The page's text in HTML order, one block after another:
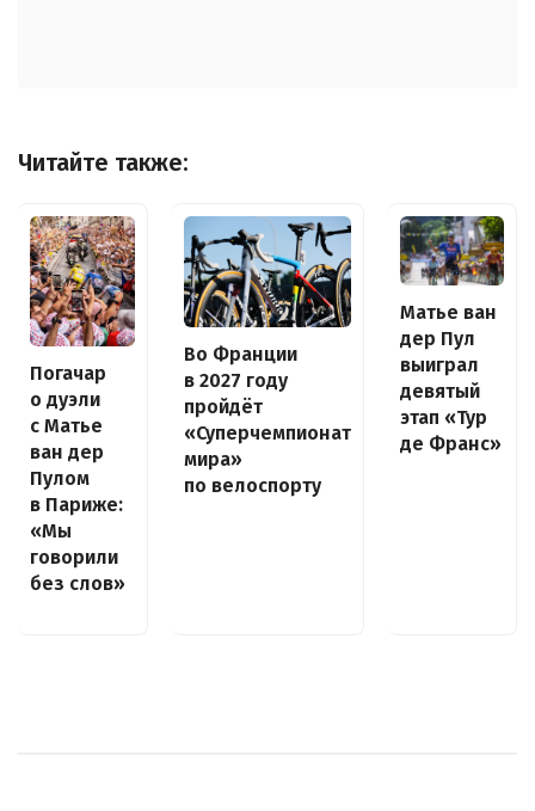
Читайте также:
Погачар
о дуэли
с Матье
ван дер
Пулом
в Париже:
«Мы
говорили
без слов»
Во Франции
в 2027 году
пройдёт
«Суперчемпионат
мира»
по велоспорту
Матье ван
дер Пул
выиграл
девятый
этап «Тур
де Франс»